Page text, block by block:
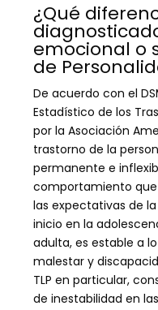
¿Qué
emocional o
de
De acuerdo con el
Estadístico de los
por la Asociación
trastorno de la
permanente e
comportamiento
las expectativas de
inicio en la
adulta, es estable a
malestar y
TLP en particular,
de inestabilidad en